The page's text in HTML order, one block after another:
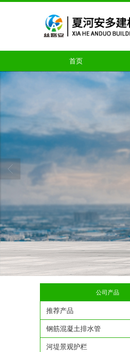
首页
公司产品
推荐产品
钢筋混凝土排水管
河堤景观护栏